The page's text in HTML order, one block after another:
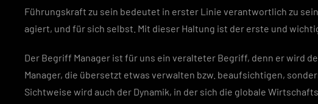
Führungskraft zu sein bedeutet in erster Linie verantwortlich zu
agiert, und für sich selbst. Mit dieser Haltung ist der erste und
Der Begriff Manager ist für uns ein veralteter Begriff, denn er wird
Manager, die übersetzt etwas verwalten bzw. beaufsichtigen,
Sichtweise wird auch der Dynamik, in der sich die globale